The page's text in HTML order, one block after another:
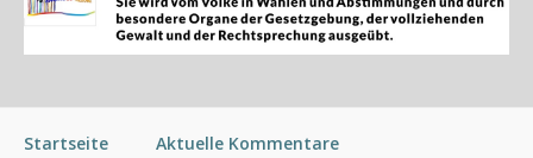
Startseite
Aktuelle Kommentare